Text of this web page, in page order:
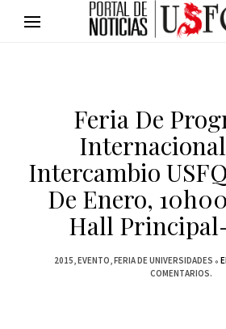
Feria De
Intercambio
De Enero,
Hall
2015 EVENTO FERIA DE UNIVERSIDADES
COMENTARIOS.